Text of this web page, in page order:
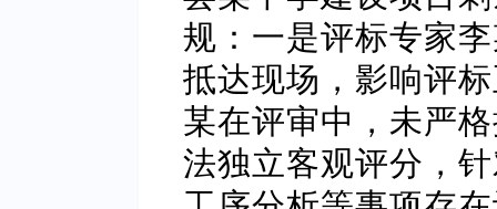
规：一是评标专家
抵达现场，影响评
某在评审中，未严
法独立客观评分，